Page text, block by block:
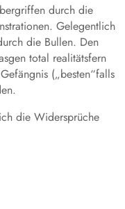
durch die
Gelegentlich
die Bullen. Den
total realitätsfern
(„besten“falls
die Widersprüche